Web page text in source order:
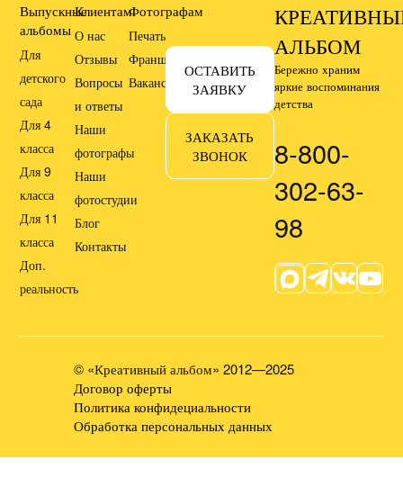
Выпускные
альбомы
Для
детского
сада
Для 4
класса
Для 9
класса
Для 11
класса
Доп.
реальность
Клиентам
О нас
Отзывы
Вопросы
и ответы
Наши
фотографы
Наши
фотостудии
Блог
Контакты
Фотографам
Печать
Франшиза
Вакансии
ОСТАВИТЬ
ЗАЯВКУ
ЗАКАЗАТЬ
ЗВОНОК
АЛЬБОМ
Бережно храним
яркие воспоминания
детства
8-800-
302-63-
98
© «Креативный альбом» 2012—2025
Договор оферты
Политика конфидециальности
Обработка персональных данных